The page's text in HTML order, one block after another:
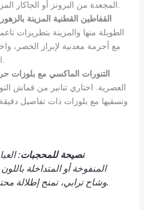
القفاطين القطنية المزينة بالزهور
الطويلة منها والمزينة بتطريزات
مع أحزمة معدنية لإبراز الخصر،
التنورات الماكسي مع بلوزات
العصرية. اختاري تنانير من قماش
ونسقيها مع بلوزات ذات تفاصيل
نصيحة للمحجبات:
المنفوخة أو المتداخلة
وشاح ترابي، تمنح إطلالة محتشمة وعصرية في آن واحد.